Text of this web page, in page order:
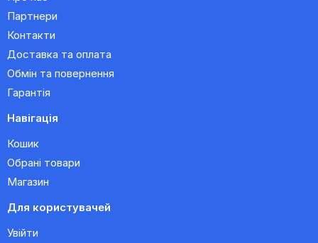
Партнери
Контакти
Доставка та оплата
Обмін та повернення
Гарантія
Навігація
Кошик
Обрані товари
Магазин
Для користувачей
Увійти